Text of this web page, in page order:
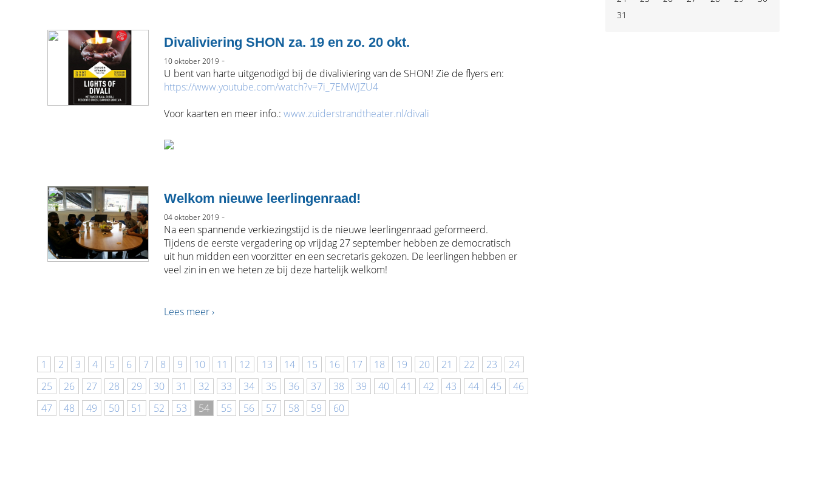
Divaliviering SHON za. 19 en zo. 20 okt.
10 oktober 2019 -
U bent van harte uitgenodigd bij de divaliviering van de SHON! Zie de flyers en:
https://www.youtube.com/watch?v=7i_7EMWJZU4
Voor kaarten en meer info.:www.zuiderstrandtheater.nl/divali
Welkom nieuwe leerlingenraad!
04 oktober 2019 -
Na een spannende verkiezingstijd is de nieuwe leerlingenraad geformeerd.
Tijdens de eerste vergadering op vrijdag 27 september hebben ze democratisch
uit hun midden een voorzitter en een secretaris gekozen. De leerlingen hebben er
veel zin in en we heten ze bij deze hartelijk welkom!
Lees meer ›
1 2 3 4 5 6 7 8 9 10 11 12 13 14 15 16 17 18 19 20 21 22 23
24
25
26 27 28 29 30 31 32 33 34 35 36 37 38 39 40 41 42 43 44 45
46
47
48 49 50 51 52 53 54 55 56 57 58 59 60
31